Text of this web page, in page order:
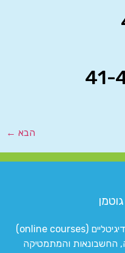
הבא ←
המרכז המוביל והמקצועי לקורסים דיגיטליים (online courses)
החשבונאות והמתמטיקה